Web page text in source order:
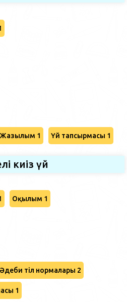
Жазылым 1 Үй тапсырмасы 1
киіз үй
Оқылым 1
Әдеби тіл нормалары 2
1